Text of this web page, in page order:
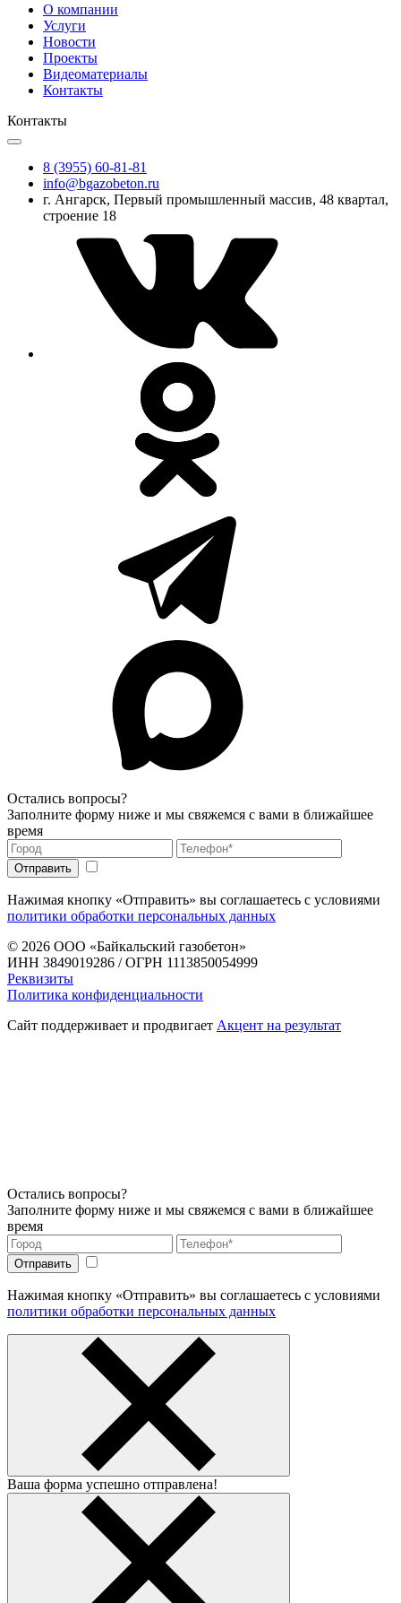
О компании
Услуги
Новости
Проекты
Видеоматериалы
Контакты
Контакты
8 (3955) 60-81-81
info@bgazobeton.ru
г. Ангарск, Первый промышленный массив, 48 квартал,
строение 18
Остались вопросы?
Заполните форму ниже и мы свяжемся с вами в ближайшее
время
Нажимая кнопку «Отправить» вы соглашаетесь с условиями
политики обработки персональных данных
© 2026 ООО «Байкальский газобетон»
ИНН 3849019286 / ОГРН 1113850054999
Реквизиты
Политика конфиденциальности
Сайт поддерживает и продвигает Акцент на результат
Остались вопросы?
Заполните форму ниже и мы свяжемся с вами в ближайшее
время
Нажимая кнопку «Отправить» вы соглашаетесь с условиями
политики обработки персональных данных
Ваша форма успешно отправлена!